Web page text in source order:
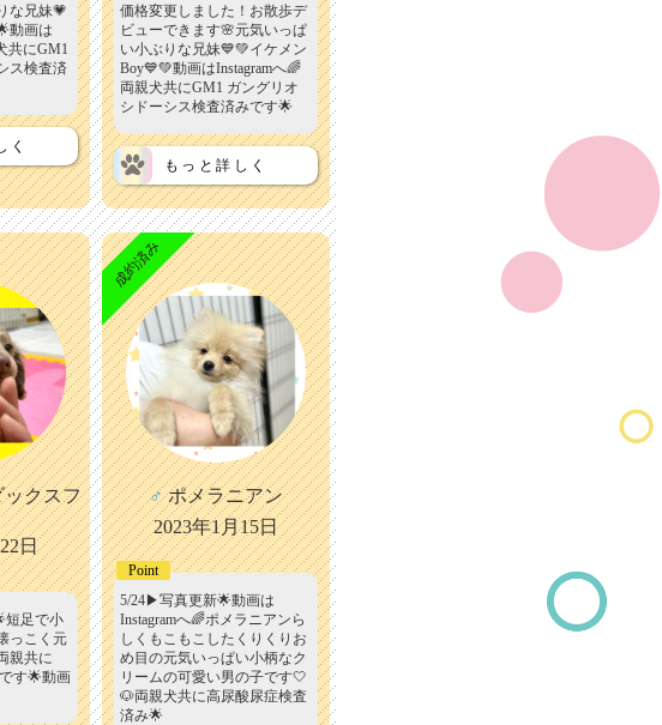
な兄妹💗
動画は
共にGM1
ス検査済
く
価格変更しました！お散歩デ
ビューできます🌸元気いっぱ
い小ぶりな兄妹💙💚イケメン
Boy💙💚動画はInstagramへ🌈
両親犬共にGM1 ガングリオ
シドーシス検査済みです🌟
もっと詳しく
クスフ
日
短足で小
っこく元
親共に
す🌟動画
成約済み
♂ポメラニアン
2023年1月15日
Point
5/24▶︎写真更新🌟動画は
Instagramへ🌈ポメラニアンら
しくもこもこしたくりくりお
め目の元気いっぱい小柄なク
リームの可愛い男の子です🤍
🐶両親犬共に高尿酸尿症検査
済み🌟